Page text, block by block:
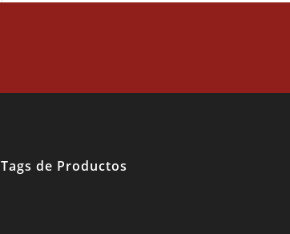
Tags de Productos